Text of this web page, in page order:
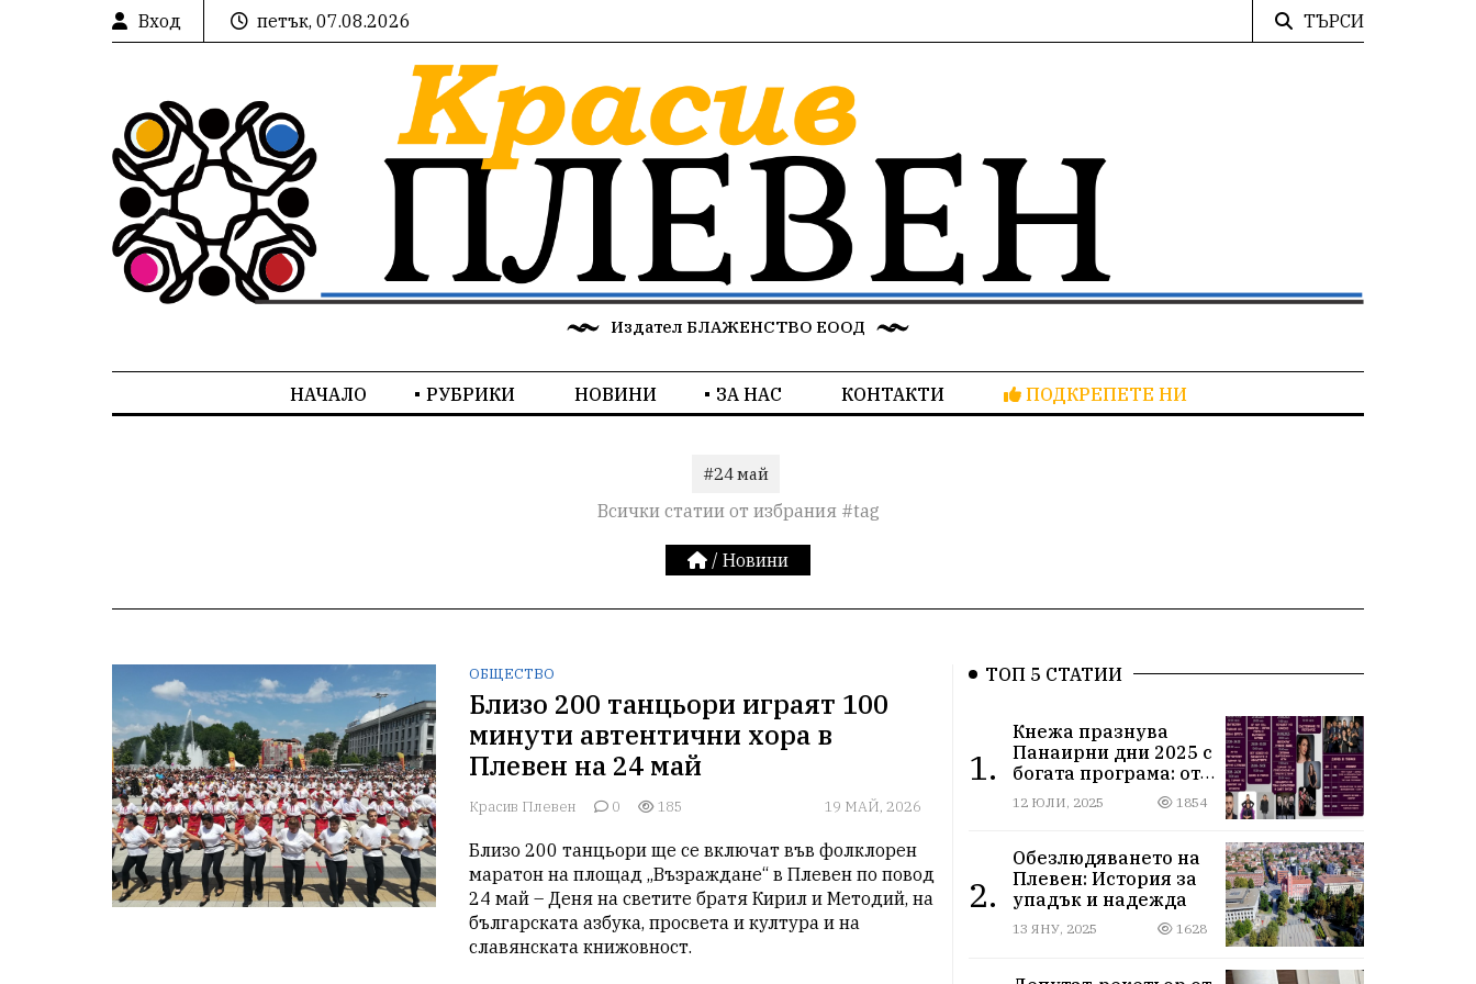
Вход петък, 07.08.2026 ТЪРСИ
Издател БЛАЖЕНСТВО ЕООД
НАЧАЛО РУБРИКИ НОВИНИ ЗА НАС КОНТАКТИ ПОДКРЕПЕТЕ НИ
#24 май
Всички статии от избрания #tag
/ Новини
ОБЩЕСТВО
Близо 200 танцьори играят 100
минути автентични хора в
Плевен на 24 май
Красив Плевен 0 185 19 МАЙ, 2026
Близо 200 танцьори ще се включат във фолклорен
маратон на площад „Възраждане“ в Плевен по повод
24 май – Деня на светите братя Кирил и Методий, на
българската азбука, просвета и култура и на
славянската книжовност.
ТОП 5 СТАТИИ
1.
Кнежа празнува
Панаирни дни 2025 с
богата програма: от
спортни турнири до
концерти под
12 ЮЛИ, 2025 1854
2.
Обезлюдяването на
Плевен: История за
упадък и надежда
13 ЯНУ, 2025 1628